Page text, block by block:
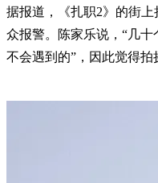
据报道，《扎职2》的街
众报警。陈家乐说，“几
不会遇到的”，因此觉得拍